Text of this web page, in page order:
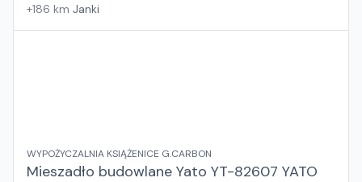
+186 km Janki
WYPOŻYCZALNIA KSIĄŻENICE G.CARBON
Mieszadło budowlane Yato YT-82607 YATO